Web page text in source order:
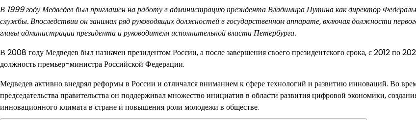
В 1999 году Медведев был приглашен на работу в администрацию президента Владимира Путина как директор
службы. Впоследствии он занимал ряд руководящих должностей в государственном аппарате, включая должности
главы администрации президента и руководителя исполнительной власти Петербурга.
В 2008 году Медведев был назначен президентом России, а после завершения своего президентского срока, с 2012 по
должность премьер-министра Российской Федерации.
Медведев активно внедрял реформы в России и отличался вниманием к сфере технологий и развитию инноваций. Во
председательства правительства он поддерживал множество инициатив в области развития цифровой экономики,
инновационного климата в стране и повышения роли молодежи в обществе.